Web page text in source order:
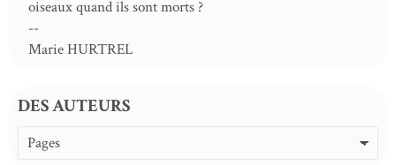
oiseaux quand ils sont morts ?
--
Marie HURTREL
DES AUTEURS